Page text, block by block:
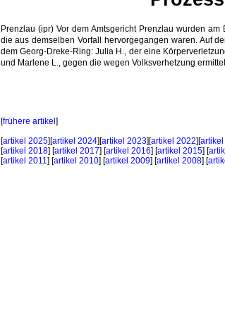
Prenzlau (ipr) Vor dem Amtsgericht Prenzlau wurden am
die aus demselben Vorfall hervorgegangen waren. Auf
dem Georg-Dreke-Ring: Julia H., der eine
und Marlene L., gegen die wegen Volksverhetzung
[frühere artikel]
[artikel 2025][artikel 2024][artikel 2023][artikel 2022][artikel
[artikel 2018] [artikel 2017] [artikel 2016] [artikel 2015] [
[artikel 2011 ] [artikel 2010] [artikel 2009] [artikel 2008] [